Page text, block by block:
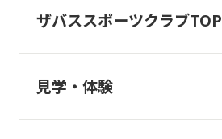
ザバススポーツクラブTOP
見学・体験